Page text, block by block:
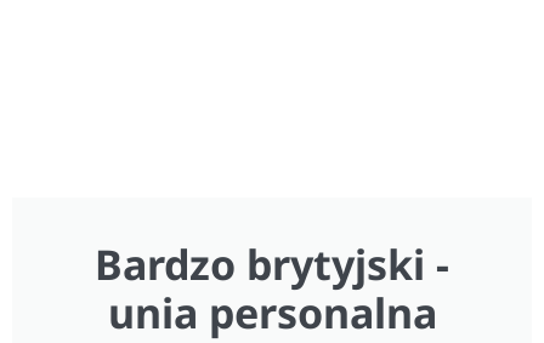
Bardzo brytyjski -
unia personalna